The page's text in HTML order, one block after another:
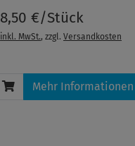
8,50 €/Stück
inkl. MwSt., zzgl. Versandkosten
Mehr Informationen